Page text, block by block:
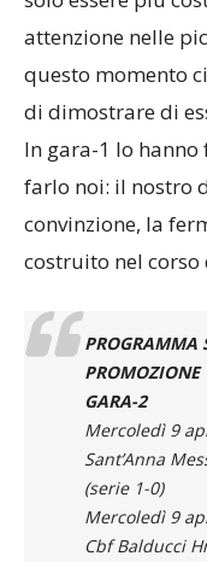
solo essere più
attenzione nelle
questo momento
di dimostrare di
In gara-1 lo
PROGRAMMA
PROMOZIONE
GARA-2
Mercoledì 9
Sant’Anna
(serie 1-0)
Mercoledì 9